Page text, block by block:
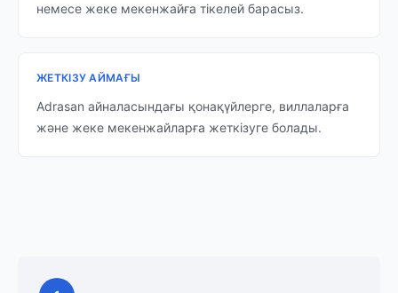
немесе жеке мекенжайға тікелей барасыз.
ЖЕТКІЗУ АЙМАҒЫ
Adrasan айналасындағы қонақүйлерге, виллаларға
және жеке мекенжайларға жеткізуге болады.